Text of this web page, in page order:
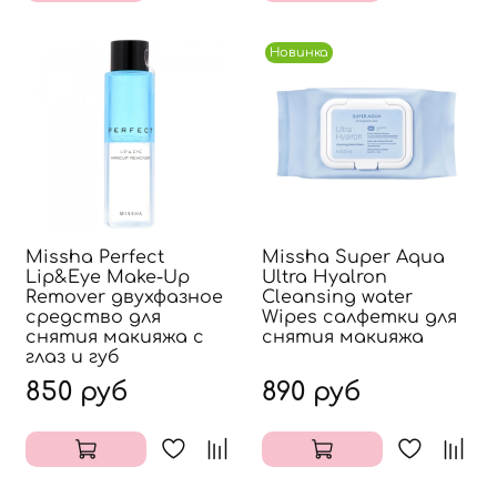
Missha Perfect
Lip&Eye Make-Up
Remover двухфазное
средство для
снятия макияжа с
глаз и губ
850 руб
Новинка
Missha Super Aqua
Ultra Hyalron
Cleansing water
Wipes салфетки для
снятия макияжа
890 руб